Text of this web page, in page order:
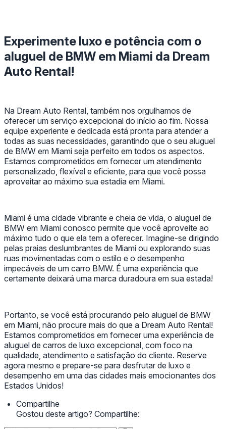
Experimente luxo e potência com o
aluguel de BMW em Miami da Dream
Auto Rental!
Na Dream Auto Rental, também nos orgulhamos de
oferecer um serviço excepcional do início ao fim. Nossa
equipe experiente e dedicada está pronta para atender a
todas as suas necessidades, garantindo que o seu aluguel
de BMW em Miami seja perfeito em todos os aspectos.
Estamos comprometidos em fornecer um atendimento
personalizado, flexível e eficiente, para que você possa
aproveitar ao máximo sua estadia em Miami.
Miami é uma cidade vibrante e cheia de vida, o aluguel de
BMW em Miami conosco permite que você aproveite ao
máximo tudo o que ela tem a oferecer. Imagine-se dirigindo
pelas praias deslumbrantes de Miami ou explorando suas
ruas movimentadas com o estilo e o desempenho
impecáveis de um carro BMW. É uma experiência que
certamente deixará uma marca duradoura em sua estada!
Portanto, se você está procurando pelo aluguel de BMW
em Miami, não procure mais do que a Dream Auto Rental!
Estamos comprometidos em fornecer uma experiência de
aluguel de carros de luxo excepcional, com foco na
qualidade, atendimento e satisfação do cliente. Reserve
agora mesmo e prepare-se para desfrutar de luxo e
desempenho em uma das cidades mais emocionantes dos
Estados Unidos!
Compartilhe
Gostou deste artigo? Compartilhe: